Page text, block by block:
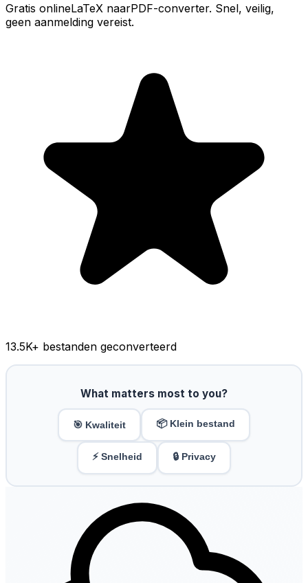
Gratis onlineLaTeX naarPDF-converter. Snel, veilig,
geen aanmelding vereist.
13.5K+ bestanden geconverteerd
What matters most to you?
🎯 Kwaliteit 📦 Klein bestand
⚡ Snelheid 🔒 Privacy